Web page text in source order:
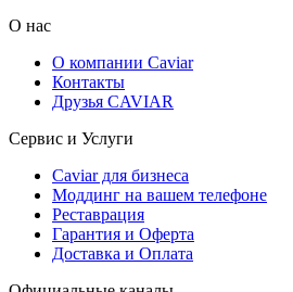
О нас
О компании Caviar
Контакты
Друзья CAVIAR
Сервис и Услуги
Caviar для бизнеса
Моддинг на вашем телефоне
Реставрация
Гарантия и Оферта
Доставка и Оплата